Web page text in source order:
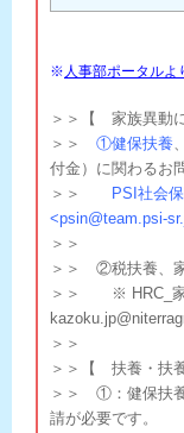
※ 人事部ポータルよ
＞＞【 家族異動
＞＞ ①健保扶養
付金）に関わるお
＞＞
PSI社会
<psin@team.psi-
＞＞
＞＞ ②税扶養、
＞＞ ※ HRC_家
＞＞
＞＞【 扶養・扶
＞＞ ①：健保扶
請が必要です。